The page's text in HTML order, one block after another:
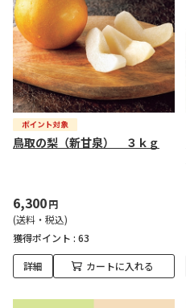
鳥取の梨（新甘泉） ３ｋｇ
6,300円
(送料・税込)
獲得ポイント : 63
詳細 カートに入れる